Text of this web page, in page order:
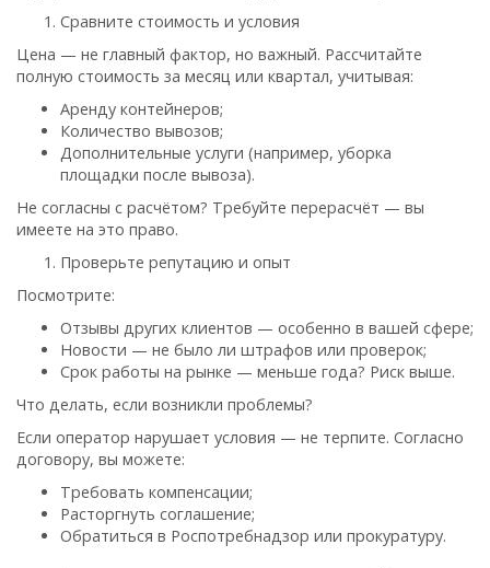
Сравните стоимость и условия
Цена — не главный фактор, но важный. Рассчитайте
полную стоимость за месяц или квартал, учитывая:
Аренду контейнеров;
Количество вывозов;
Дополнительные услуги (например, уборка
площадки после вывоза).
Не согласны с расчётом? Требуйте перерасчёт — вы
имеете на это право.
Проверьте репутацию и опыт
Посмотрите:
Отзывы других клиентов — особенно в вашей сфере;
Новости — не было ли штрафов или проверок;
Срок работы на рынке — меньше года? Риск выше.
Что делать, если возникли проблемы?
Если оператор нарушает условия — не терпите. Согласно
договору, вы можете:
Требовать компенсации;
Расторгнуть соглашение;
Обратиться в Роспотребнадзор или прокуратуру.